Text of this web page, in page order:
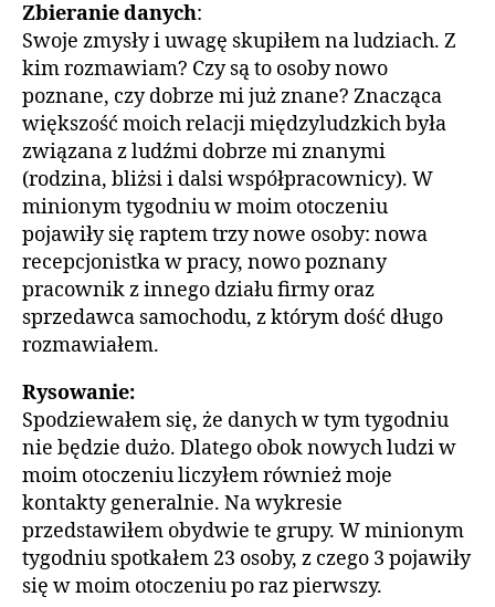
Zbieranie danych:
Swoje zmysły i uwagę skupiłem na ludziach. Z
kim rozmawiam? Czy są to osoby nowo
poznane, czy dobrze mi już znane? Znacząca
większość moich relacji międzyludzkich była
związana z ludźmi dobrze mi znanymi
(rodzina, bliżsi i dalsi współpracownicy). W
minionym tygodniu w moim otoczeniu
pojawiły się raptem trzy nowe osoby: nowa
recepcjonistka w pracy, nowo poznany
pracownik z innego działu firmy oraz
sprzedawca samochodu, z którym dość długo
rozmawiałem.
Rysowanie:
Spodziewałem się, że danych w tym tygodniu
nie będzie dużo. Dlatego obok nowych ludzi w
moim otoczeniu liczyłem również moje
kontakty generalnie. Na wykresie
przedstawiłem obydwie te grupy. W minionym
tygodniu spotkałem 23 osoby, z czego 3 pojawiły
się w moim otoczeniu po raz pierwszy.